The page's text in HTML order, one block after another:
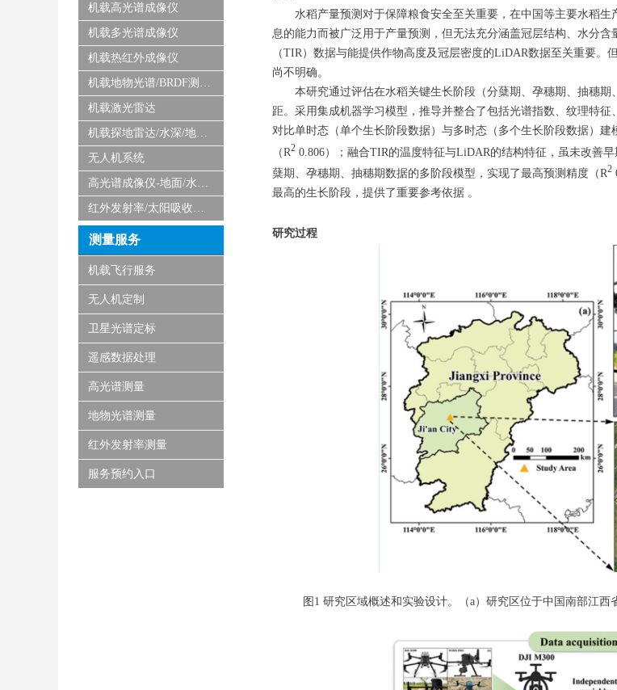
水稻产量预测对于保障粮食安全至关重要，在中国等主要水稻
息的能力而被广泛用于产量预测，但无法充分涵盖冠层结构、水分
（TIR）数据与能提供作物高度及冠层密度的LiDAR数据至关重要
尚不明确。
本研究通过评估在水稻关键生长阶段（分蘖期、孕穗期、抽穗
距。采用集成机器学习模型，推导并整合了包括光谱指数、纹理特
对比单时态（单个生长阶段数据）与多时态（多个生长阶段数据）
（R2 0.806）；融合TIR的温度特征与LiDAR的结构特征，虽未改善
蘖期、孕穗期、抽穗期数据的多阶段模型，实现了最高预测精度（R2
最高的生长阶段，提供了重要参考依据 。
研究过程
图1 研究区域概述和实验设计。（a）研究区位于中国南部江
机载高光谱成像仪
机载多光谱成像仪
机载热红外成像仪
机载地物光谱/BRDF测量系统
机载激光雷达
机载探地雷达/水深/地磁/微波/SAR
无人机系统
高光谱成像仪-地面/水下/实验室显微
红外发射率/太阳吸收比测量仪
机载飞行服务
无人机定制
卫星光谱定标
遥感数据处理
高光谱测量
地物光谱测量
红外发射率测量
服务预约入口
测量服务